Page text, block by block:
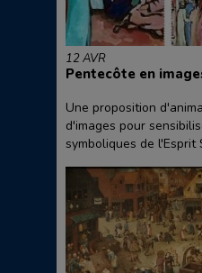
12 AVR
Pentecôte en
Une proposition
d'images pour
symboliques de l'Esprit